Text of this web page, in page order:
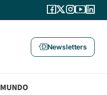
Newsletters
MUNDO